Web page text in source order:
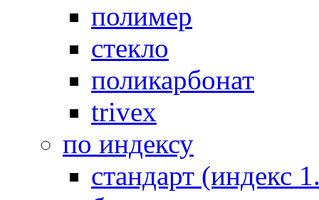
полимер
стекло
поликарбонат
trivex
по индексу
стандарт (индекс